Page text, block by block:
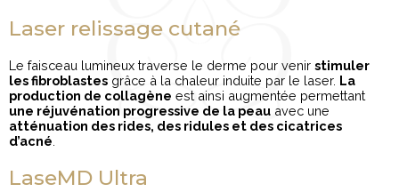
Laser relissage cutané
Le faisceau lumineux traverse le derme pour venir stimuler
les fibroblastes grâce à la chaleur induite par le laser. La
production de collagène est ainsi augmentée permettant
une réjuvénation progressive de la peau avec une
atténuation des rides, des ridules et des cicatrices
d’acné
LaseMD Ultra